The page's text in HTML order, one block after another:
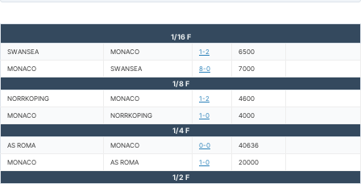
1/16 F
SWANSEA MONACO 1-2 6500
MONACO SWANSEA 8-0 7000
1/8 F
NORRKOPING MONACO 1-2 4600
MONACO NORRKOPING 1-0 4000
1/4 F
AS ROMA MONACO 0-0 40636
MONACO AS ROMA 1-0 20000
1/2 F